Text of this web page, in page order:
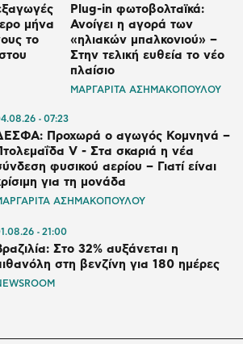
μήνα
το
Plug-in φωτοβολταϊκά:
Ανοίγει η αγορά των
«ηλιακών μπαλκονιού» –
Στην τελική ευθεία το νέο
πλαίσιο
ΜΑΡΓΑΡΙΤΑ ΑΣΗΜΑΚΟΠΟΥΛΟΥ
07:23
Προχωρά ο αγωγός Κομνηνά –
V - Στα σκαριά η νέα
φυσικού αερίου – Γιατί είναι
για τη μονάδα
ΑΣΗΜΑΚΟΠΟΥΛΟΥ
21:00
Στο 32% αυξάνεται η
στη βενζίνη για 180 ημέρες